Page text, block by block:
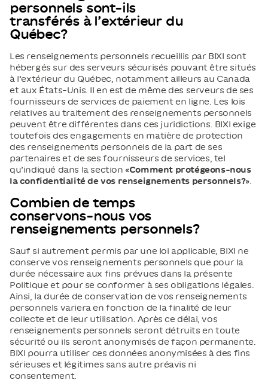
personnels sont-ils
transférés à l’extérieur du
Québec?
Les renseignements personnels recueillis par BIXI sont
hébergés sur des serveurs sécurisés pouvant être situés
à l’extérieur du Québec, notamment ailleurs au Canada
et aux États-Unis. Il en est de même des serveurs de ses
fournisseurs de services de paiement en ligne. Les lois
relatives au traitement des renseignements personnels
peuvent être différentes dans ces juridictions. BIXI exige
toutefois des engagements en matière de protection
des renseignements personnels de la part de ses
partenaires et de ses fournisseurs de services, tel
qu’indiqué dans la section «Comment protégeons-nous
la confidentialité de vos renseignements personnels?».
Combien de temps
conservons-nous vos
renseignements personnels?
Sauf si autrement permis par une loi applicable, BIXI ne
conserve vos renseignements personnels que pour la
durée nécessaire aux fins prévues dans la présente
Politique et pour se conformer à ses obligations légales.
Ainsi, la durée de conservation de vos renseignements
personnels variera en fonction de la finalité de leur
collecte et de leur utilisation. Après ce délai, vos
renseignements personnels seront détruits en toute
sécurité ou ils seront anonymisés de façon permanente.
BIXI pourra utiliser ces données anonymisées à des fins
sérieuses et légitimes sans autre préavis ni
consentement.